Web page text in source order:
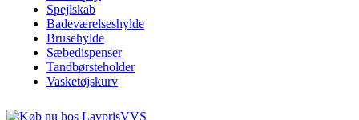
Spejlskab
Badeværelseshylde
Brusehylde
Sæbedispenser
Tandbørsteholder
Vasketøjskurv